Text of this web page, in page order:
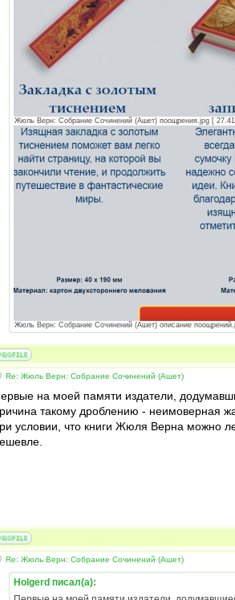
Жюль Верн: Собрание Сочинений (Ашет) поощрения.jpg [
Жюль Верн: Собрание Сочинений (Ашет) описание
Re: Жюль Верн: Собрание Сочинений (Ашет)
на моей памяти издатели,
такому дроблению - неимоверная
условии, что книги Жюля Верна можно
Re: Жюль Верн: Собрание Сочинений (Ашет)
Holgerd писал(а):